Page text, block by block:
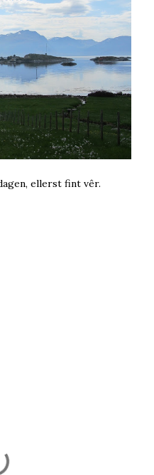
ellerst fint vêr.